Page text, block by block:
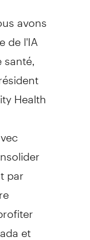
avons
de l'IA
Health
par
et